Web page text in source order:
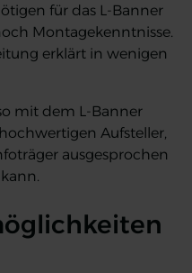
für das L-Banner
Montagekenntnisse.
erklärt in wenigen
mit dem L-Banner
Aufsteller,
ausgesprochen